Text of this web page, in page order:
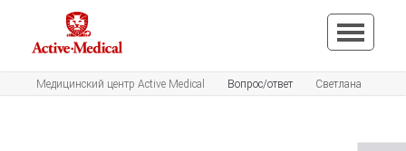
Медицинский центр Active Medical Вопрос/ответ Светлана